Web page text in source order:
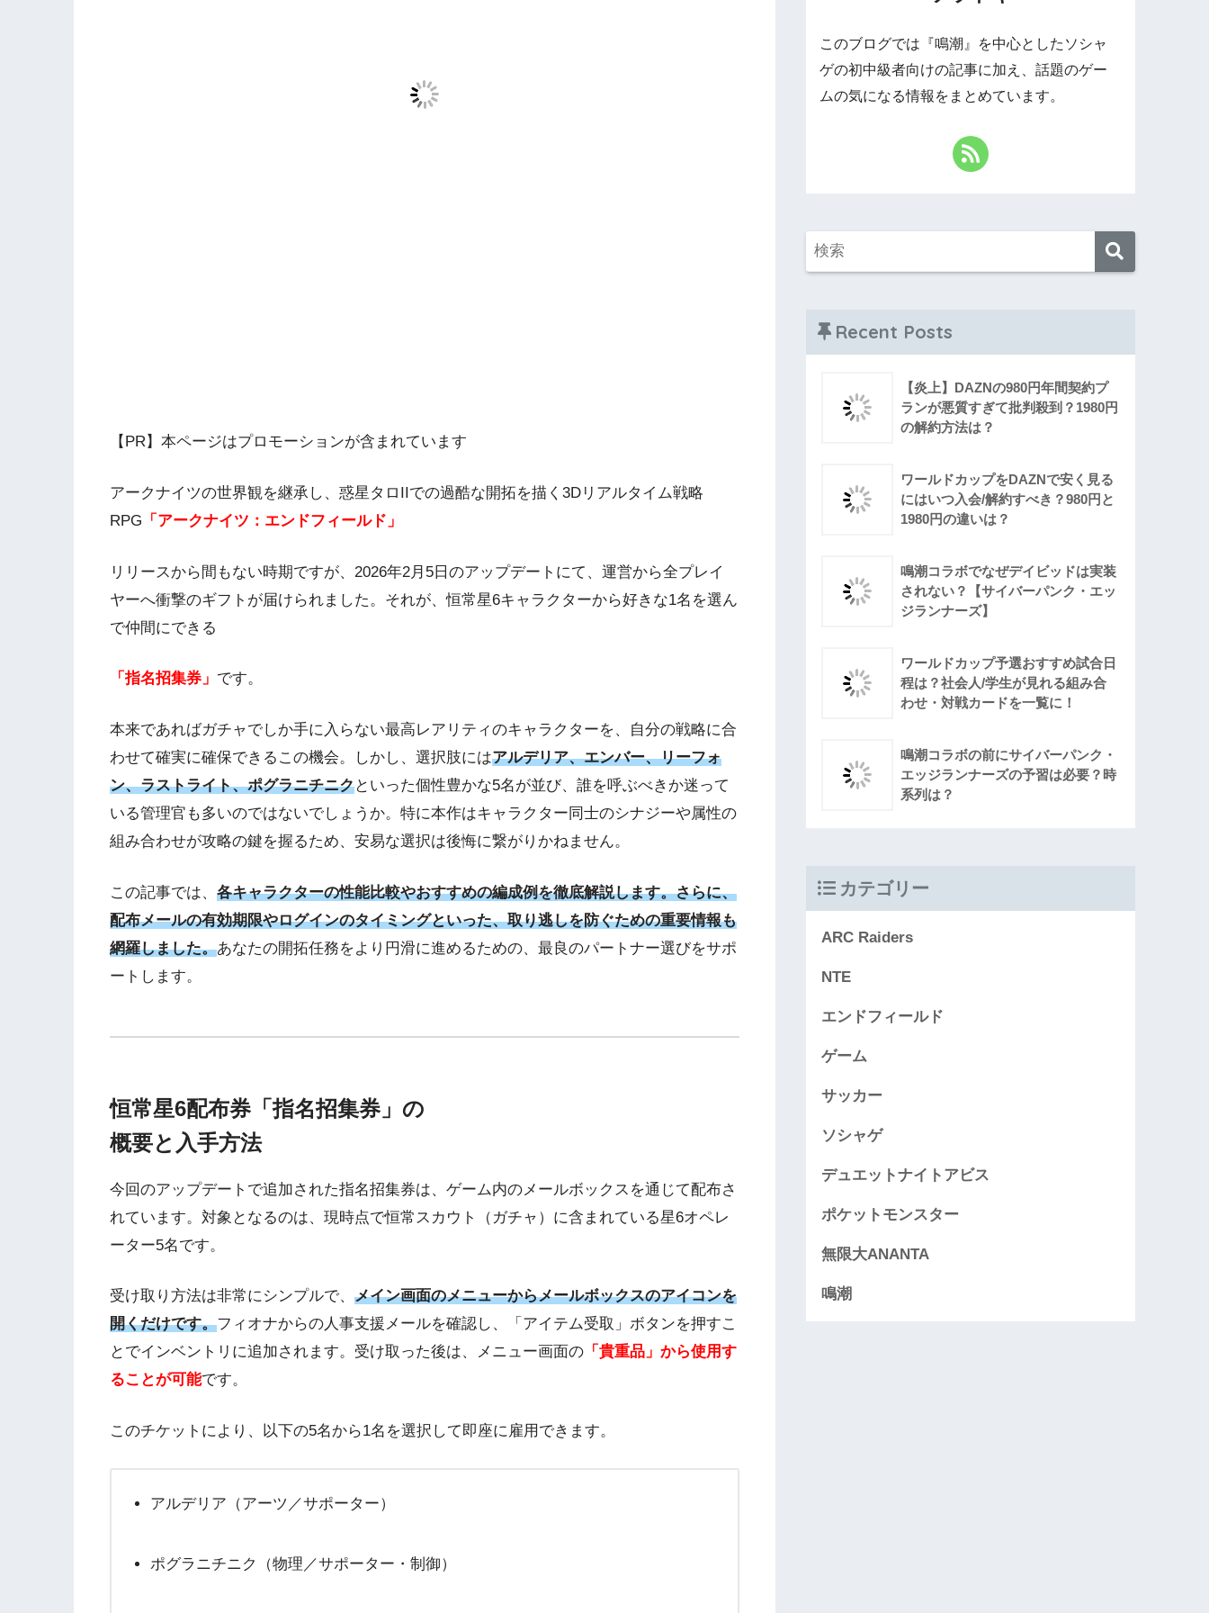
【PR】本ページはプロモーションが含まれています
アークナイツの世界観を継承し、惑星タロIIでの過酷な開拓を描く3Dリアルタイム戦略
RPG 「アークナイツ：エンドフィールド」
リリースから間もない時期ですが、2026年2月5日のアップデートにて、運営から全プレイ
ヤーへ衝撃のギフトが届けられました。それが、恒常星6キャラクターから好きな1名を選ん
で仲間にできる
「指名招集券」 です。
本来であればガチャでしか手に入らない最高レアリティのキャラクターを、自分の戦略に合
わせて確実に確保できるこの機会。しかし、選択肢にはアルデリア、エンバー、リーフォ
ン、ラストライト、ポグラニチニクといった個性豊かな5名が並び、誰を呼ぶべきか迷って
いる管理官も多いのではないでしょうか。特に本作はキャラクター同士のシナジーや属性の
組み合わせが攻略の鍵を握るため、安易な選択は後悔に繋がりかねません。
この記事では、 各キャラクターの性能比較やおすすめの編成例を徹底解説します。さらに、
配布メールの有効期限やログインのタイミングといった、取り逃しを防ぐための重要情報も
網羅しました。あなたの開拓任務をより円滑に進めるための、最良のパートナー選びをサポ
ートします。
恒常星6配布券「指名招集券」の
概要と入手方法
今回のアップデートで追加された指名招集券は、ゲーム内のメールボックスを通じて配布さ
れています。対象となるのは、現時点で恒常スカウト（ガチャ）に含まれている星6オペレ
ーター5名です。
受け取り方法は非常にシンプルで、 メイン画面のメニューからメールボックスのアイコンを
開くだけです。フィオナからの人事支援メールを確認し、「アイテム受取」ボタンを押すこ
とでインベントリに追加されます。受け取った後は、メニュー画面の 「貴重品」から使用す
ることが可能です。
このチケットにより、以下の5名から1名を選択して即座に雇用できます。
アルデリア（アーツ／サポーター）
ポグラニチニク（物理／サポーター・制御）
このブログでは『鳴潮』を中心としたソシャ
ゲの初中級者向けの記事に加え、話題のゲー
ムの気になる情報をまとめています。
Recent Posts
【炎上】DAZNの980円年間契約プ
ランが悪質すぎて批判殺到？1980円
の解約方法は？
ワールドカップをDAZNで安く見る
にはいつ入会/解約すべき？980円と
1980円の違いは？
鳴潮コラボでなぜデイビッドは実装
されない？【サイバーパンク・エッ
ジランナーズ】
ワールドカップ予選おすすめ試合日
程は？社会人/学生が見れる組み合
わせ・対戦カードを一覧に！
鳴潮コラボの前にサイバーパンク・
エッジランナーズの予習は必要？時
系列は？
カテゴリー
ARC Raiders
NTE
エンドフィールド
ゲーム
サッカー
ソシャゲ
デュエットナイトアビス
ポケットモンスター
無限大ANANTA
鳴潮